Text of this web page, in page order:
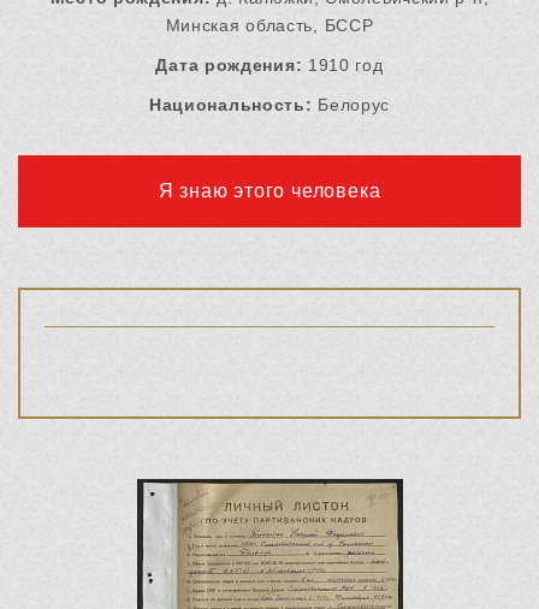
Минская область, БССР
Дата рождения: 1910 год
Национальность: Белорус
Я знаю этого человека